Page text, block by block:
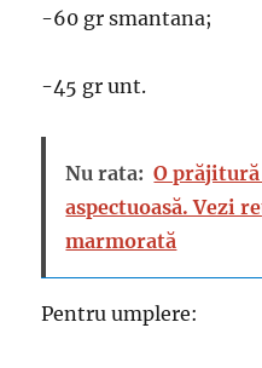
-60 gr smantana;
-45 gr unt.
Nu rata: O prăjitură
aspectuoasă. Vezi
marmorată
Pentru umplere: